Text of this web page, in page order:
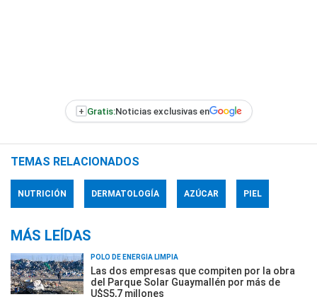
+ Gratis:Noticias exclusivas en
TEMAS RELACIONADOS
NUTRICIÓN DERMATOLOGÍA AZÚCAR PIEL
MÁS LEÍDAS
POLO DE ENERGÍA LIMPIA
Las dos empresas que compiten por la obra
del Parque Solar Guaymallén por más de
U$S5,7 millones